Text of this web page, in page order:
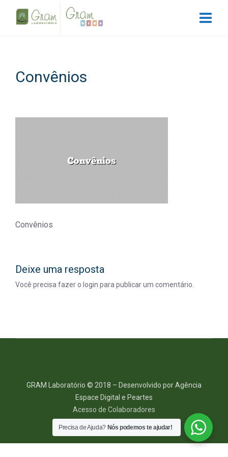
Convênios
Convênios
Deixe uma resposta
Você precisa fazer o login para publicar um comentário.
GRAM Laboratório © 2018 – Desenvolvido por Agência
Espace Digital e Peartes
Acesso de Colaboradores
Precisa de Ajuda? Nós podemos te ajudar!